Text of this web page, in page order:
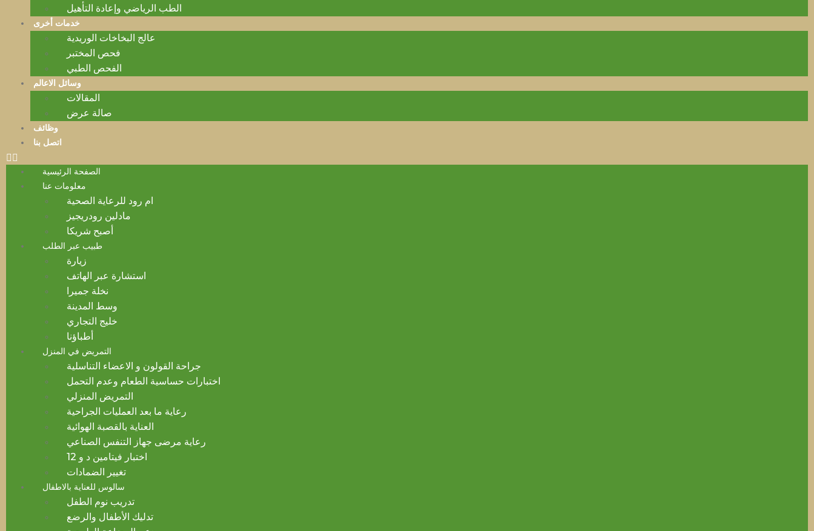
الطب الرياضي وإعادة التأهيل
خدمات أخرى
عالج البخاخات الوريدية
فحص المختبر
الفحص الطبي
وسائل الاعالم
المقالات
صالة عرض
وظائف
اتصل بنا
الصفحة الرئيسية
معلومات عنا
ام رود للرعاية الصحية
مادلين رودريجيز
أصبح شريكا
طبيب عبر الطلب
زيارة
استشارة عبر الهاتف
نخلة جميرا
وسط المدينة
خليج التجاري
أطباؤنا
التمريض في المنزل
جراحة القولون و الاعضاء التناسلية
اختبارات حساسية الطعام وعدم التحمل
التمريض المنزلي
رعاية ما بعد العمليات الجراحية
العناية بالقصبة الهوائية
رعاية مرضى جهاز التنفس الصناعي
اختبار فيتامين د و 12
تغيير الضمادات
سالوس للعناية بالاطفال
تدريب نوم الطفل
تدليك الأطفال والرضع